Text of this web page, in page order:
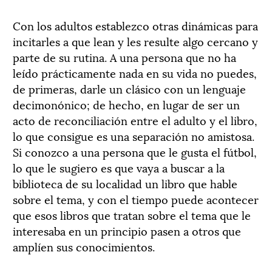
Con los adultos establezco otras dinámicas para
incitarles a que lean y les resulte algo cercano y
parte de su rutina. A una persona que no ha
leído prácticamente nada en su vida no puedes,
de primeras, darle un clásico con un lenguaje
decimonónico; de hecho, en lugar de ser un
acto de reconciliación entre el adulto y el libro,
lo que consigue es una separación no amistosa.
Si conozco a una persona que le gusta el fútbol,
lo que le sugiero es que vaya a buscar a la
biblioteca de su localidad un libro que hable
sobre el tema, y con el tiempo puede acontecer
que esos libros que tratan sobre el tema que le
interesaba en un principio pasen a otros que
amplíen sus conocimientos.